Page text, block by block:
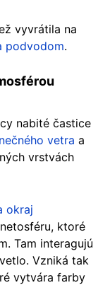
vyvrátila na
podvodom.
nabité častice
vetra a
vrstvách
okraj
ktoré
Tam interagujú
Vzniká tak
vytvára farby